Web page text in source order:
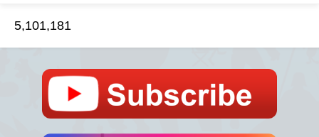
5,101,181